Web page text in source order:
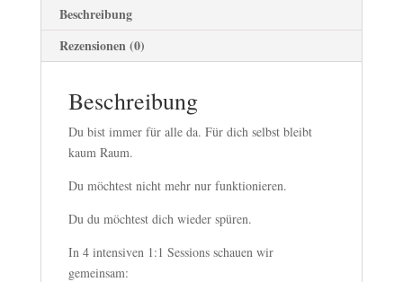
Beschreibung
Rezensionen (0)
Beschreibung
Du bist immer für alle da. Für dich selbst bleibt
kaum Raum.
Du möchtest nicht mehr nur funktionieren.
Du du möchtest dich wieder spüren.
In 4 intensiven 1:1 Sessions schauen wir
gemeinsam: